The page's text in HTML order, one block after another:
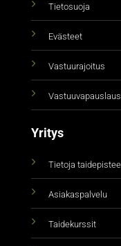
Tietosuoja
Evästeet
Vastuurajoitus
Yritys
Tietoja
Asiakaspalvelu
Taidekurssit